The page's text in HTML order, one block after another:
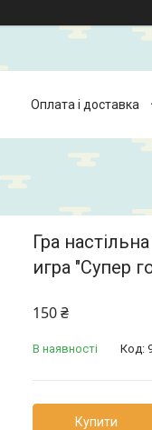
Оплата і доставка
Гра
игра "Супер
150 ₴
В наявності Код:
Купити